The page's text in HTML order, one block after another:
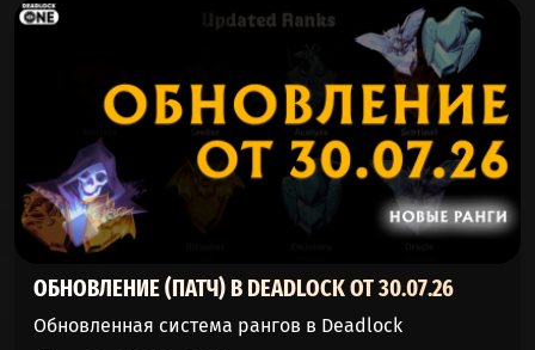
ОБНОВЛЕНИЕ (ПАТЧ) В DEADLOCK ОТ 30.07.26
Обновленная система рангов в Deadlock